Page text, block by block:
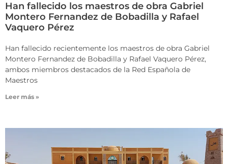
Han fallecido los maestros de obra Gabriel
Montero Fernandez de Bobadilla y Rafael
Vaquero Pérez
Han fallecido recientemente los maestros de obra Gabriel
Montero Fernandez de Bobadilla y Rafael Vaquero Pérez,
ambos miembros destacados de la Red Española de
Maestros
Leer más »